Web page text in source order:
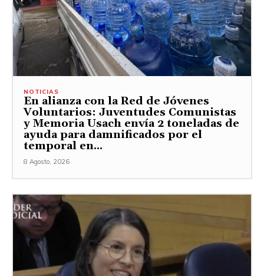
NOTICIAS
En alianza con la Red de Jóvenes
Voluntarios: Juventudes Comunistas
y Memoria Usach envía 2 toneladas de
ayuda para damnificados por el
temporal en...
8 Agosto, 2026